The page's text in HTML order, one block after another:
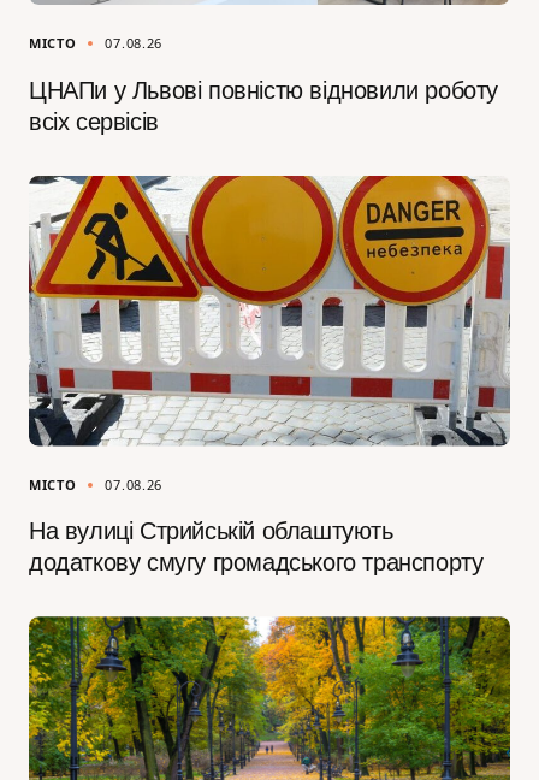
МІСТО 07.08.26
ЦНАПи у Львові повністю відновили роботу
всіх сервісів
МІСТО 07.08.26
На вулиці Стрийській облаштують
додаткову смугу громадського транспорту